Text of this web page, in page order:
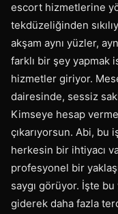
escort hizmetlerine
tekdüzeliğinden
akşam aynı yüzler,
farklı bir şey yapmak
hizmetler giriyor.
dairesinde, sessiz
Kimseye hesap
çıkarıyorsun. Abi, bu
herkesin bir ihtiyacı
profesyonel bir
saygı görüyor. İşte
giderek daha fazla